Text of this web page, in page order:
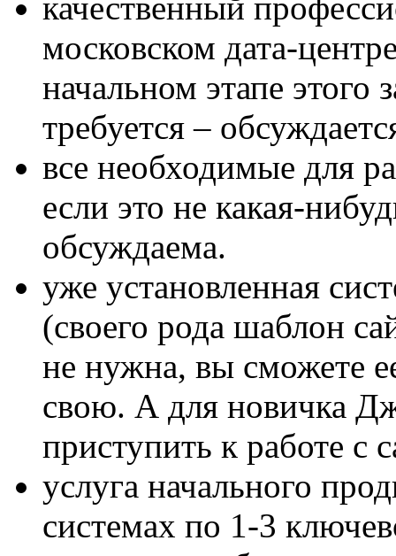
московском дата-
начальном этапе этого
требуется –
все необходимые для
если это не какая-
обсуждаема.
уже установленная
(своего рода шаблон
не нужна, вы сможете
свою. А для новичка
приступить к работе с
услуга начального
системах по 1-3